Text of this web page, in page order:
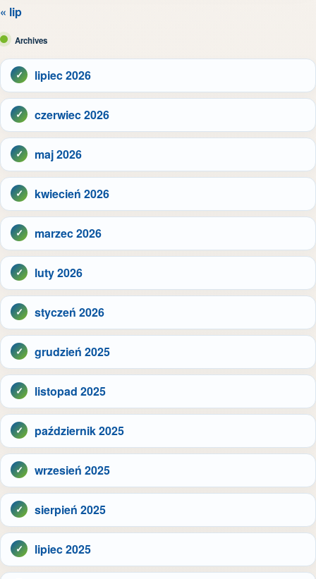
« lip
Archives
lipiec 2026
czerwiec 2026
maj 2026
kwiecień 2026
marzec 2026
luty 2026
styczeń 2026
grudzień 2025
listopad 2025
październik 2025
wrzesień 2025
sierpień 2025
lipiec 2025